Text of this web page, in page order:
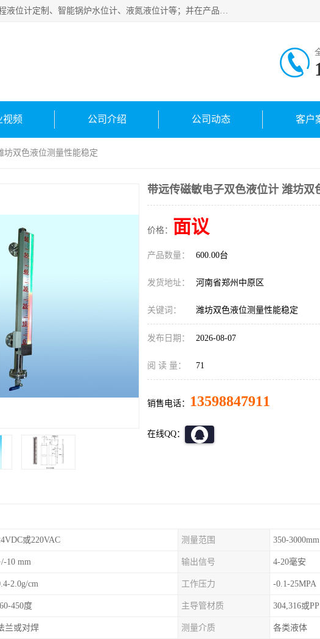
河南福瑞德仪表有限公司是生产销售电容液位计、液氨液位计、小量程液位计定制、智能锅炉水位计、液氮液位计等；并在产品开发、研制的过程中，吸取国内外仪器仪表的技术精华，建立了一支高、精、尖的科研开发队伍，使产品性能不断升级。
视频 公司介绍 公司动态 客户
坊双色液位测量性能稳定
带远传磁敏电子双色液位计 潍坊双
价格： 面议
产品数量： 600.00台
发货地址： 河南省郑州中原区
关键词： 潍坊双色液位测量性能稳定
发布日期： 2026-08-07
阅 读 量： 71
销售电话： 13598847911
在线QQ：
或220VAC 测量范围 350-3000mm
10 mm 输出信号 4-20毫安
2.0g/cm 工作压力 -0.1-25MPA
450度 主导管材质 304,316或PP
兰或对焊 测量介质 各类液体